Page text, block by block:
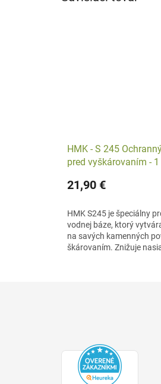
HMK - S 245
pred vyškárovaním -
21,90 €
HMK S245 je špeciálny
vodnej báze, ktorý
na savých kamenných
škárovaním. Znižuje